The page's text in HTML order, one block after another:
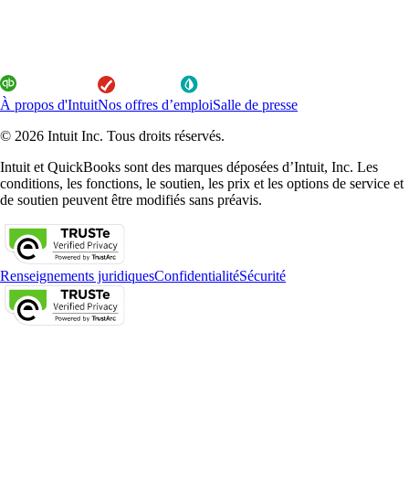
À propos d'IntuitNos offres d’emploiSalle de presse
© 2026 Intuit Inc. Tous droits réservés.
Intuit et QuickBooks sont des marques déposées d’Intuit, Inc. Les
conditions, les fonctions, le soutien, les prix et les options de service et
de soutien peuvent être modifiés sans préavis.
Renseignements juridiquesConfidentialitéSécurité